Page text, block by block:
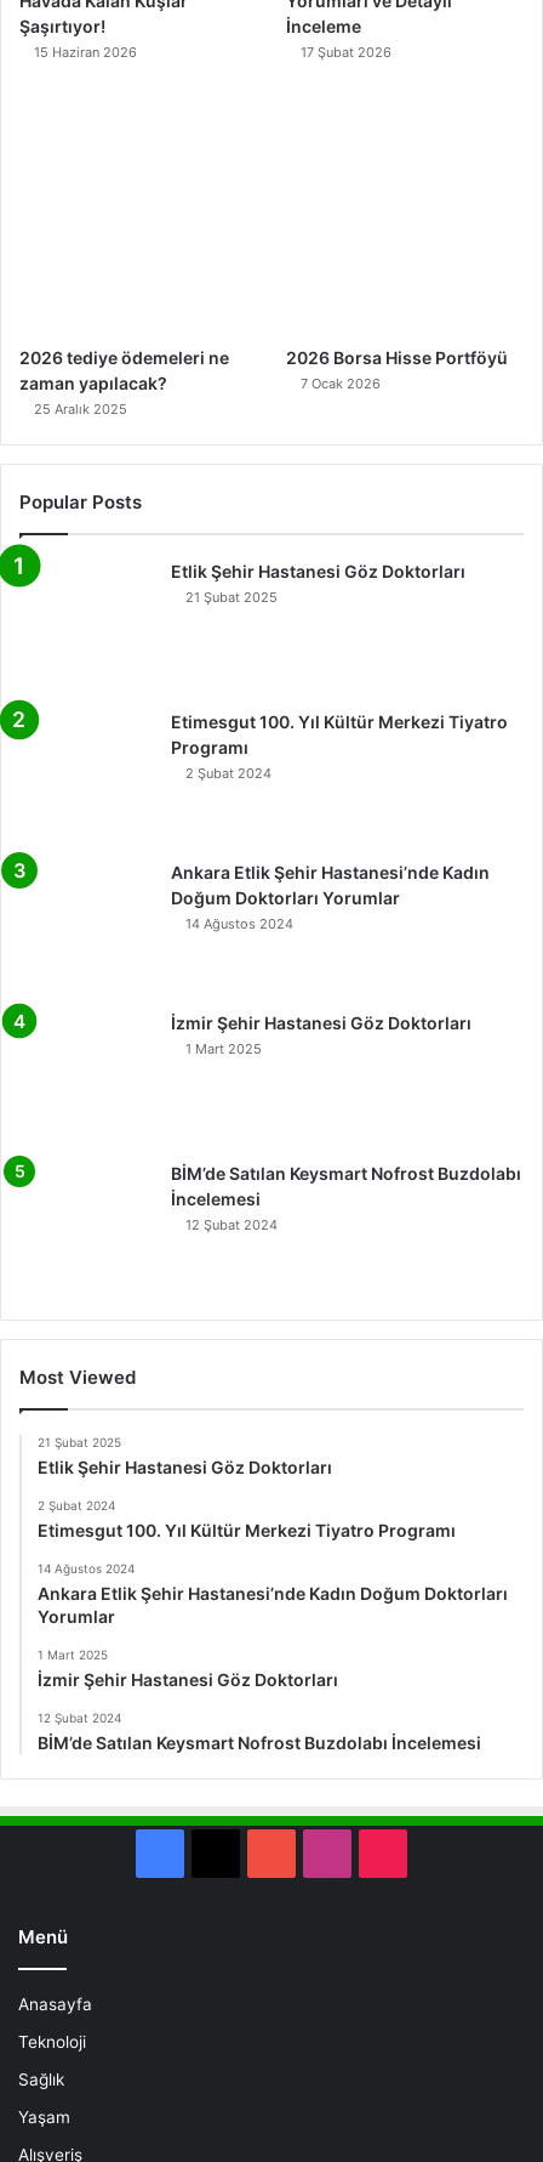
Şaşırtıyor!
15 Haziran 2026
İnceleme
17 Şubat 2026
2026 tediye ödemeleri ne
zaman yapılacak?
25 Aralık 2025
2026 Borsa Hisse Portföyü
7 Ocak 2026
Popular Posts
Etlik Şehir Hastanesi Göz Doktorları
21 Şubat 2025
Etimesgut 100. Yıl Kültür Merkezi Tiyatro
Programı
2 Şubat 2024
Ankara Etlik Şehir Hastanesi’nde Kadın
Doğum Doktorları Yorumlar
14 Ağustos 2024
İzmir Şehir Hastanesi Göz Doktorları
1 Mart 2025
BİM’de Satılan Keysmart Nofrost Buzdolabı
İncelemesi
12 Şubat 2024
Most Viewed
21 Şubat 2025
Etlik Şehir Hastanesi Göz Doktorları
2 Şubat 2024
Etimesgut 100. Yıl Kültür Merkezi Tiyatro Programı
14 Ağustos 2024
Ankara Etlik Şehir Hastanesi’nde Kadın Doğum Doktorları
Yorumlar
1 Mart 2025
İzmir Şehir Hastanesi Göz Doktorları
12 Şubat 2024
BİM’de Satılan Keysmart Nofrost Buzdolabı İncelemesi
Menü
Anasayfa
Teknoloji
Sağlık
Yaşam
Alışveriş